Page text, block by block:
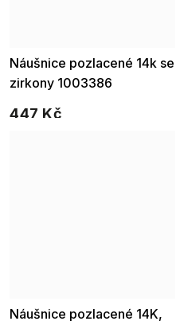
Náušnice pozlacené 14k se
zirkony 1003386
447 Kč
Náušnice pozlacené 14K,